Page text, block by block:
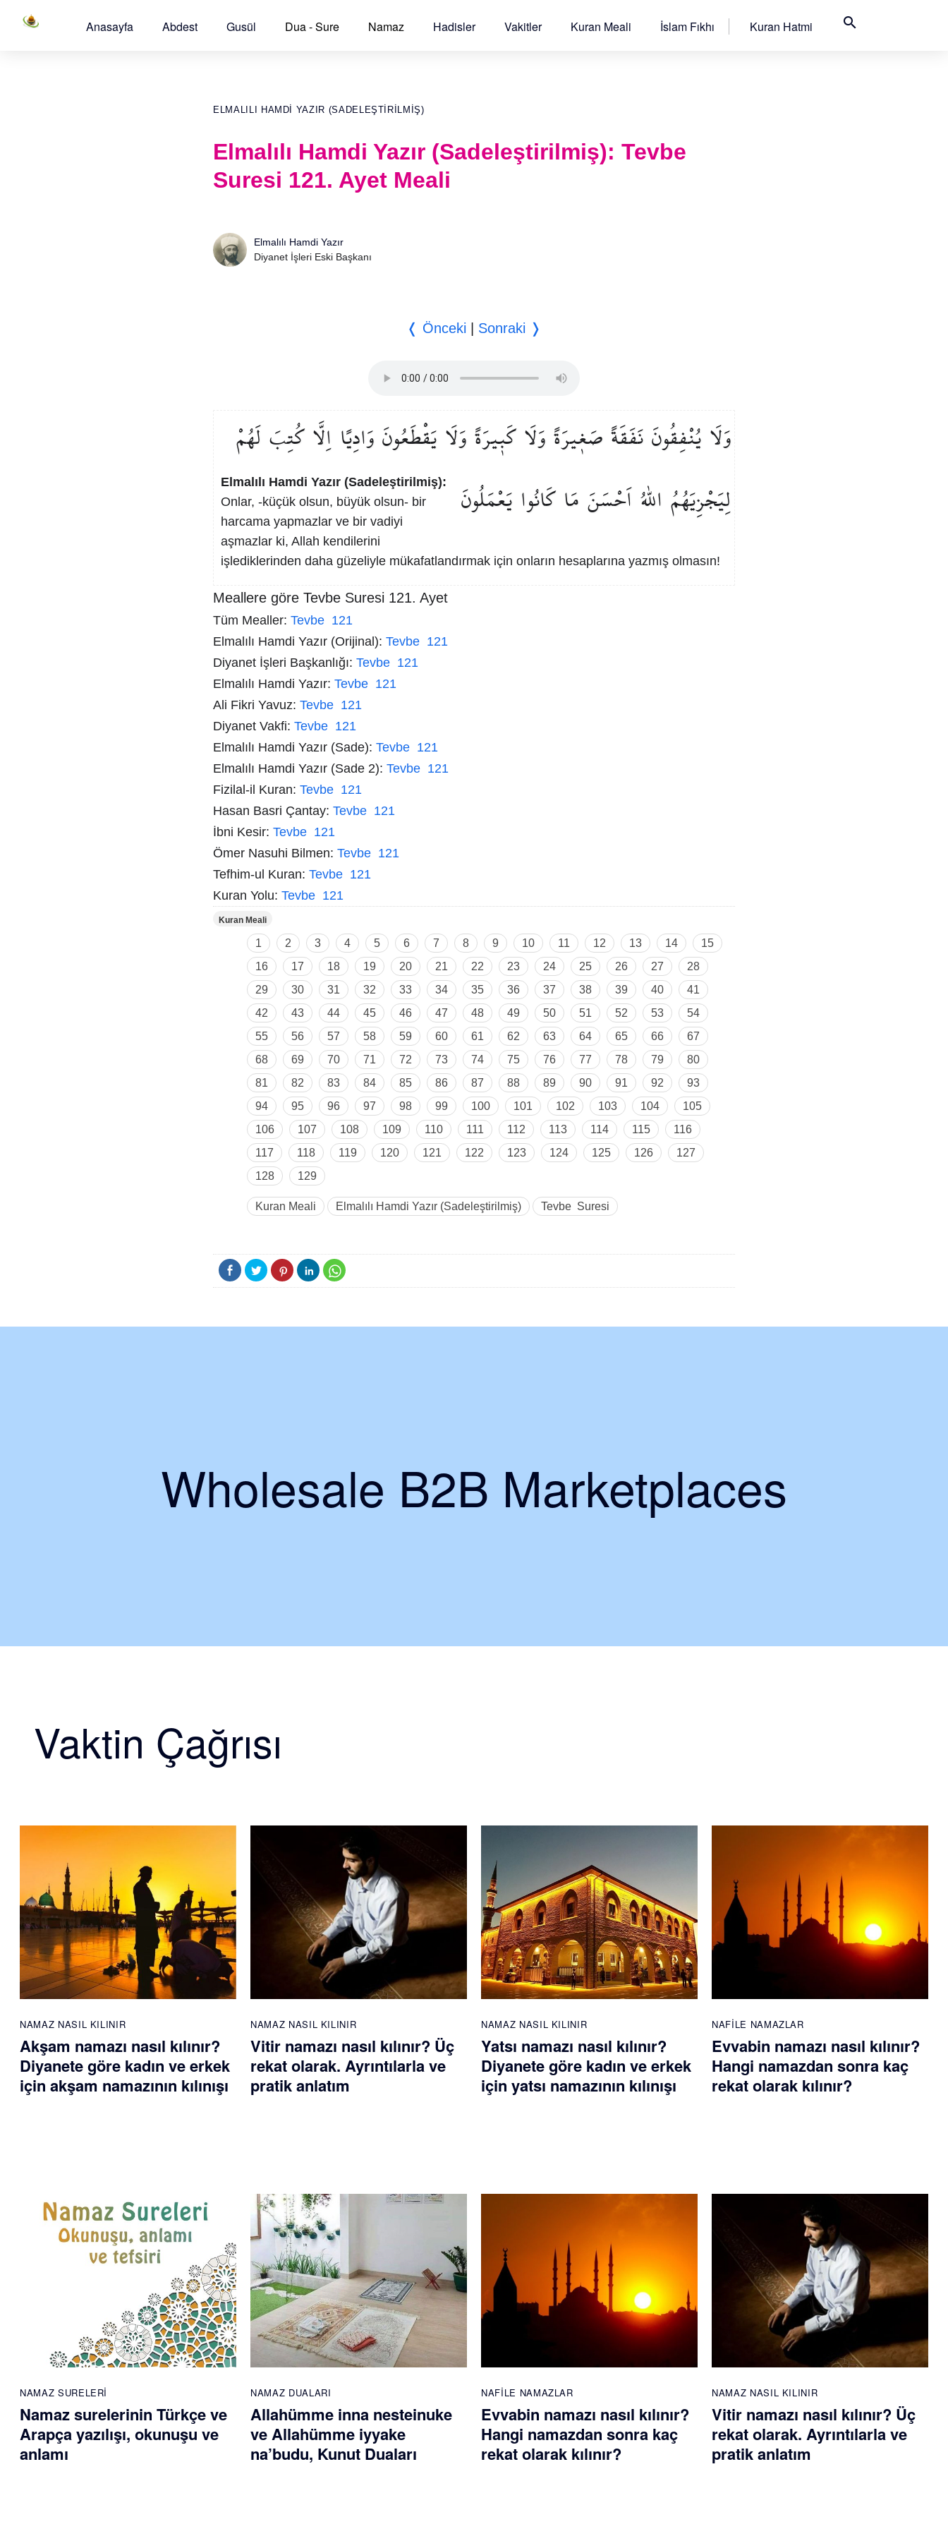
Anasayfa Abdest Gusül Dua - Sure Namaz Hadisler Vakitler Kuran Meali İslam Fıkhı Kuran Hatmi search
ELMALILI HAMDI YAZIR (SADELEŞTIRILMIŞ)
Elmalılı Hamdi Yazır (Sadeleştirilmiş): Tevbe
Suresi 121. Ayet Meali
Elmalılı Hamdi Yazır
Diyanet İşleri Eski Başkanı
❬ Önceki | Sonraki ❭
وَلَا يُنْفِقُونَنَفَقَةًصَغ۪يرَةًوَلَا كَب۪يرَةًوَلَا يَقْطَعُونَوَادِيًا اِلَّا كُتِبَلَهُمْ
لِيَجْزِيَهُمُ اللّٰهُاَحْسَنَ مَا كَانُوا يَعْمَلُونَ
Elmalılı Hamdi Yazır (Sadeleştirilmiş):
Onlar, -küçük olsun, büyük olsun- bir
harcama yapmazlar ve bir vadiyi
aşmazlar ki, Allah kendilerini
işlediklerinden daha güzeliyle mükafatlandırmak için onların hesaplarına yazmış olmasın!
Meallere göre Tevbe Suresi 121. Ayet
Tüm Mealler: Tevbe 121
Elmalılı Hamdi Yazır (Orijinal): Tevbe 121
Diyanet İşleri Başkanlığı: Tevbe 121
Elmalılı Hamdi Yazır: Tevbe 121
Ali Fikri Yavuz: Tevbe 121
Diyanet Vakfi: Tevbe 121
Elmalılı Hamdi Yazır (Sade): Tevbe 121
Elmalılı Hamdi Yazır (Sade 2): Tevbe 121
Fizilal-il Kuran: Tevbe 121
Hasan Basri Çantay: Tevbe 121
İbni Kesir: Tevbe 121
Ömer Nasuhi Bilmen: Tevbe 121
Tefhim-ul Kuran: Tevbe 121
Kuran Yolu: Tevbe 121
Kuran Meali
1 2 3 4 5 6 7 8 9 10 11 12 13 14
15
16
17 18 19 20 21 22 23 24 25 26 27
28
29
30 31 32 33 34 35 36 37 38 39 40
41
42
43 44 45 46 47 48 49 50 51 52 53
54
55
56 57 58 59 60 61 62 63 64 65 66
67
68
69 70 71 72 73 74 75 76 77 78 79
80
81
82 83 84 85 86 87 88 89 90 91 92
93
94
95 96 97 98 99 100 101 102 103 104
105
106
107 108 109 110 111 112 113 114 115
116
117
118 119 120 121 122 123 124 125 126
127
128
129
Kuran Meali Elmalılı Hamdi Yazır (Sadeleştirilmiş) Tevbe Suresi
Wholesale B2B Marketplaces
Vaktin Çağrısı
NAMAZ NASIL KILINIR
Akşam namazı nasıl kılınır?
Diyanete göre kadın ve erkek
için akşam namazının kılınışı
NAMAZ NASIL KILINIR
Vitir namazı nasıl kılınır? Üç
rekat olarak. Ayrıntılarla ve
pratik anlatım
NAMAZ NASIL KILINIR
Yatsı namazı nasıl kılınır?
Diyanete göre kadın ve erkek
için yatsı namazının kılınışı
NAFILE NAMAZLAR
Evvabin namazı nasıl kılınır?
Hangi namazdan sonra kaç
rekat olarak kılınır?
NAMAZ SURELERI
Namaz surelerinin Türkçe ve
Arapça yazılışı, okunuşu ve
anlamı
NAMAZ DUALARI
Allahümme inna nesteinuke
ve Allahümme iyyake
na’budu, Kunut Duaları
NAFILE NAMAZLAR
Evvabin namazı nasıl kılınır?
Hangi namazdan sonra kaç
rekat olarak kılınır?
NAMAZ NASIL KILINIR
Vitir namazı nasıl kılınır? Üç
rekat olarak. Ayrıntılarla ve
pratik anlatım